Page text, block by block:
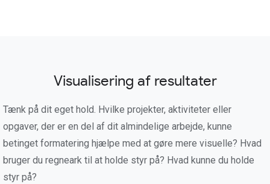
Visualisering af resultater
Tænk på dit eget hold. Hvilke projekter, aktiviteter eller
opgaver, der er en del af dit almindelige arbejde, kunne
betinget formatering hjælpe med at gøre mere visuelle? Hvad
bruger du regneark til at holde styr på? Hvad kunne du holde
styr på?